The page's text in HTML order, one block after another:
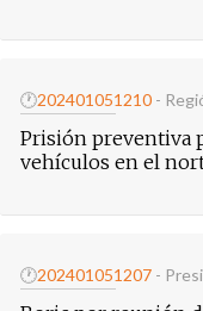
🕐202401051210 -
Prisión preventiva
vehículos en el
🕐202401051207 -